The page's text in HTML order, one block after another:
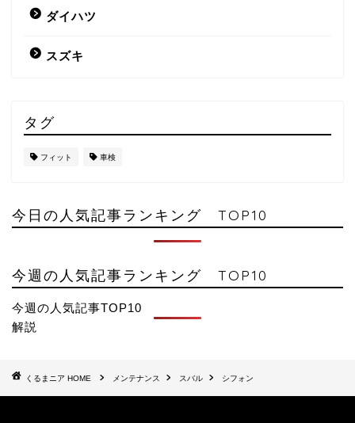
ダイハツ
スズキ
タグ
フィット 車検
今日の人気記事ランキング TOP10
今週の人気記事ランキング TOP10
今週の人気記事TOP10
解説
HOME メンテナンス スバル シフォン